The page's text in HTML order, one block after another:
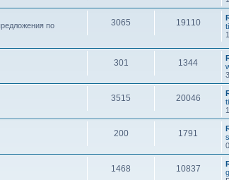
по
3065 19110
301 1344
3515 20046
200 1791
1468 10837